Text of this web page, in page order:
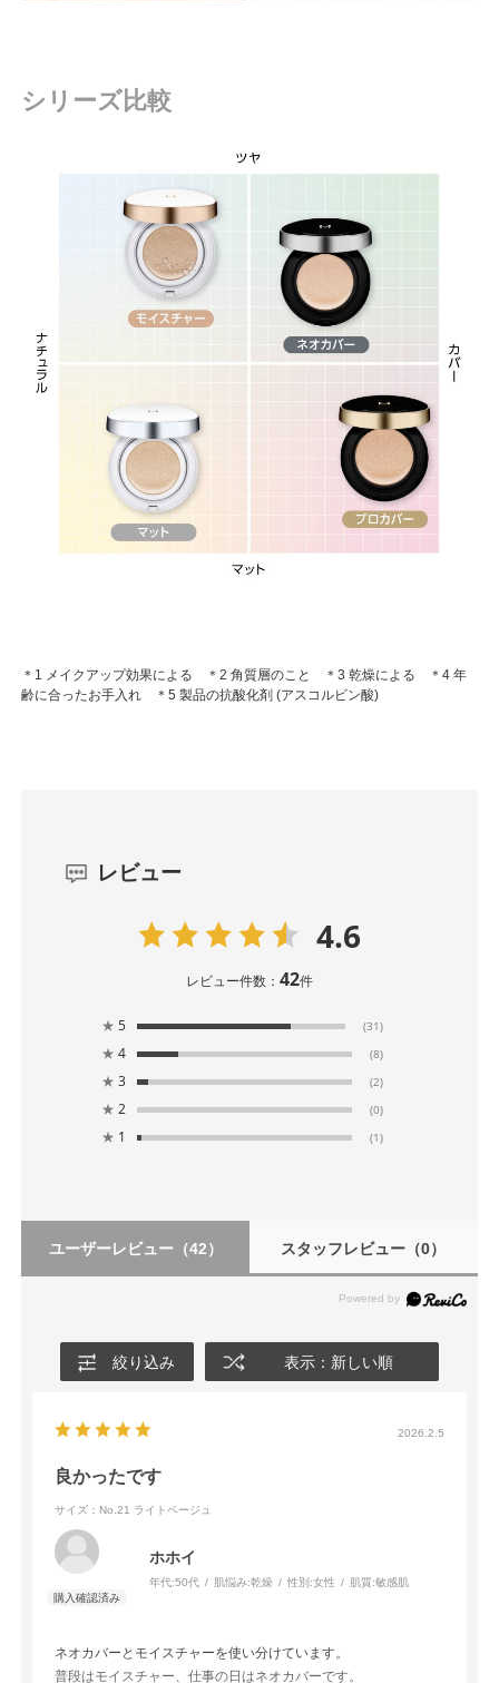
シリーズ比較
＊1 メイクアップ効果による ＊2 角質層のこと ＊3 乾燥による ＊4 年
齢に合ったお手入れ ＊5 製品の抗酸化剤 (アスコルビン酸)
レビュー
4.6
レビュー件数： 42件
★ 5 (31)
★ 4 (8)
★ 3 (2)
★ 2 (0)
★ 1 (1)
ユーザーレビュー（42） スタッフレビュー （0）
絞り込み 表示：新しい順
2026.2.5
良かったです
サイズ：No.21 ライトベージュ
ホホイ
年代:50代 肌悩み:乾燥 性別:女性 肌質:敏感肌
ネオカバーとモイスチャーを使い分けています。
普段はモイスチャー、仕事の日はネオカバーです。